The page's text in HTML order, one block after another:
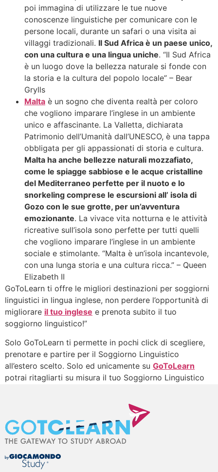
poi immagina di utilizzare le tue nuove
conoscenze linguistiche per comunicare con le
persone locali, durante un safari o una visita ai
villaggi tradizionali. Il Sud Africa è un paese unico,
con una cultura e una lingua uniche. “Il Sud Africa
è un luogo dove la bellezza naturale si fonde con
la storia e la cultura del popolo locale” – Bear
Grylls
Malta è un sogno che diventa realtà per coloro
che vogliono imparare l’inglese in un ambiente
unico e affascinante. La Valletta, dichiarata
Patrimonio dell’Umanità dall’UNESCO, è una tappa
obbligata per gli appassionati di storia e cultura.
Malta ha anche bellezze naturali mozzafiato,
come le spiagge sabbiose e le acque cristalline
del Mediterraneo perfette per il nuoto e lo
snorkeling comprese le escursioni all’ isola di
Gozo con le sue grotte, per un’avventura
emozionante. La vivace vita notturna e le attività
ricreative sull’isola sono perfette per tutti quelli
che vogliono imparare l’inglese in un ambiente
sociale e stimolante. “Malta è un’isola incantevole,
con una lunga storia e una cultura ricca.” – Queen
Elizabeth II
GoToLearn ti offre le migliori destinazioni per soggiorni
linguistici in lingua inglese, non perdere l’opportunità di
migliorare il tuo inglese e prenota subito il tuo
soggiorno linguistico!”
Solo GoToLearn ti permette in pochi click di scegliere,
prenotare e partire per il Soggiorno Linguistico
all’estero scelto. Solo ed unicamente su GoToLearn
potrai ritagliarti su misura il tuo Soggiorno Linguistico
Soggiorni Linguistici all'estero